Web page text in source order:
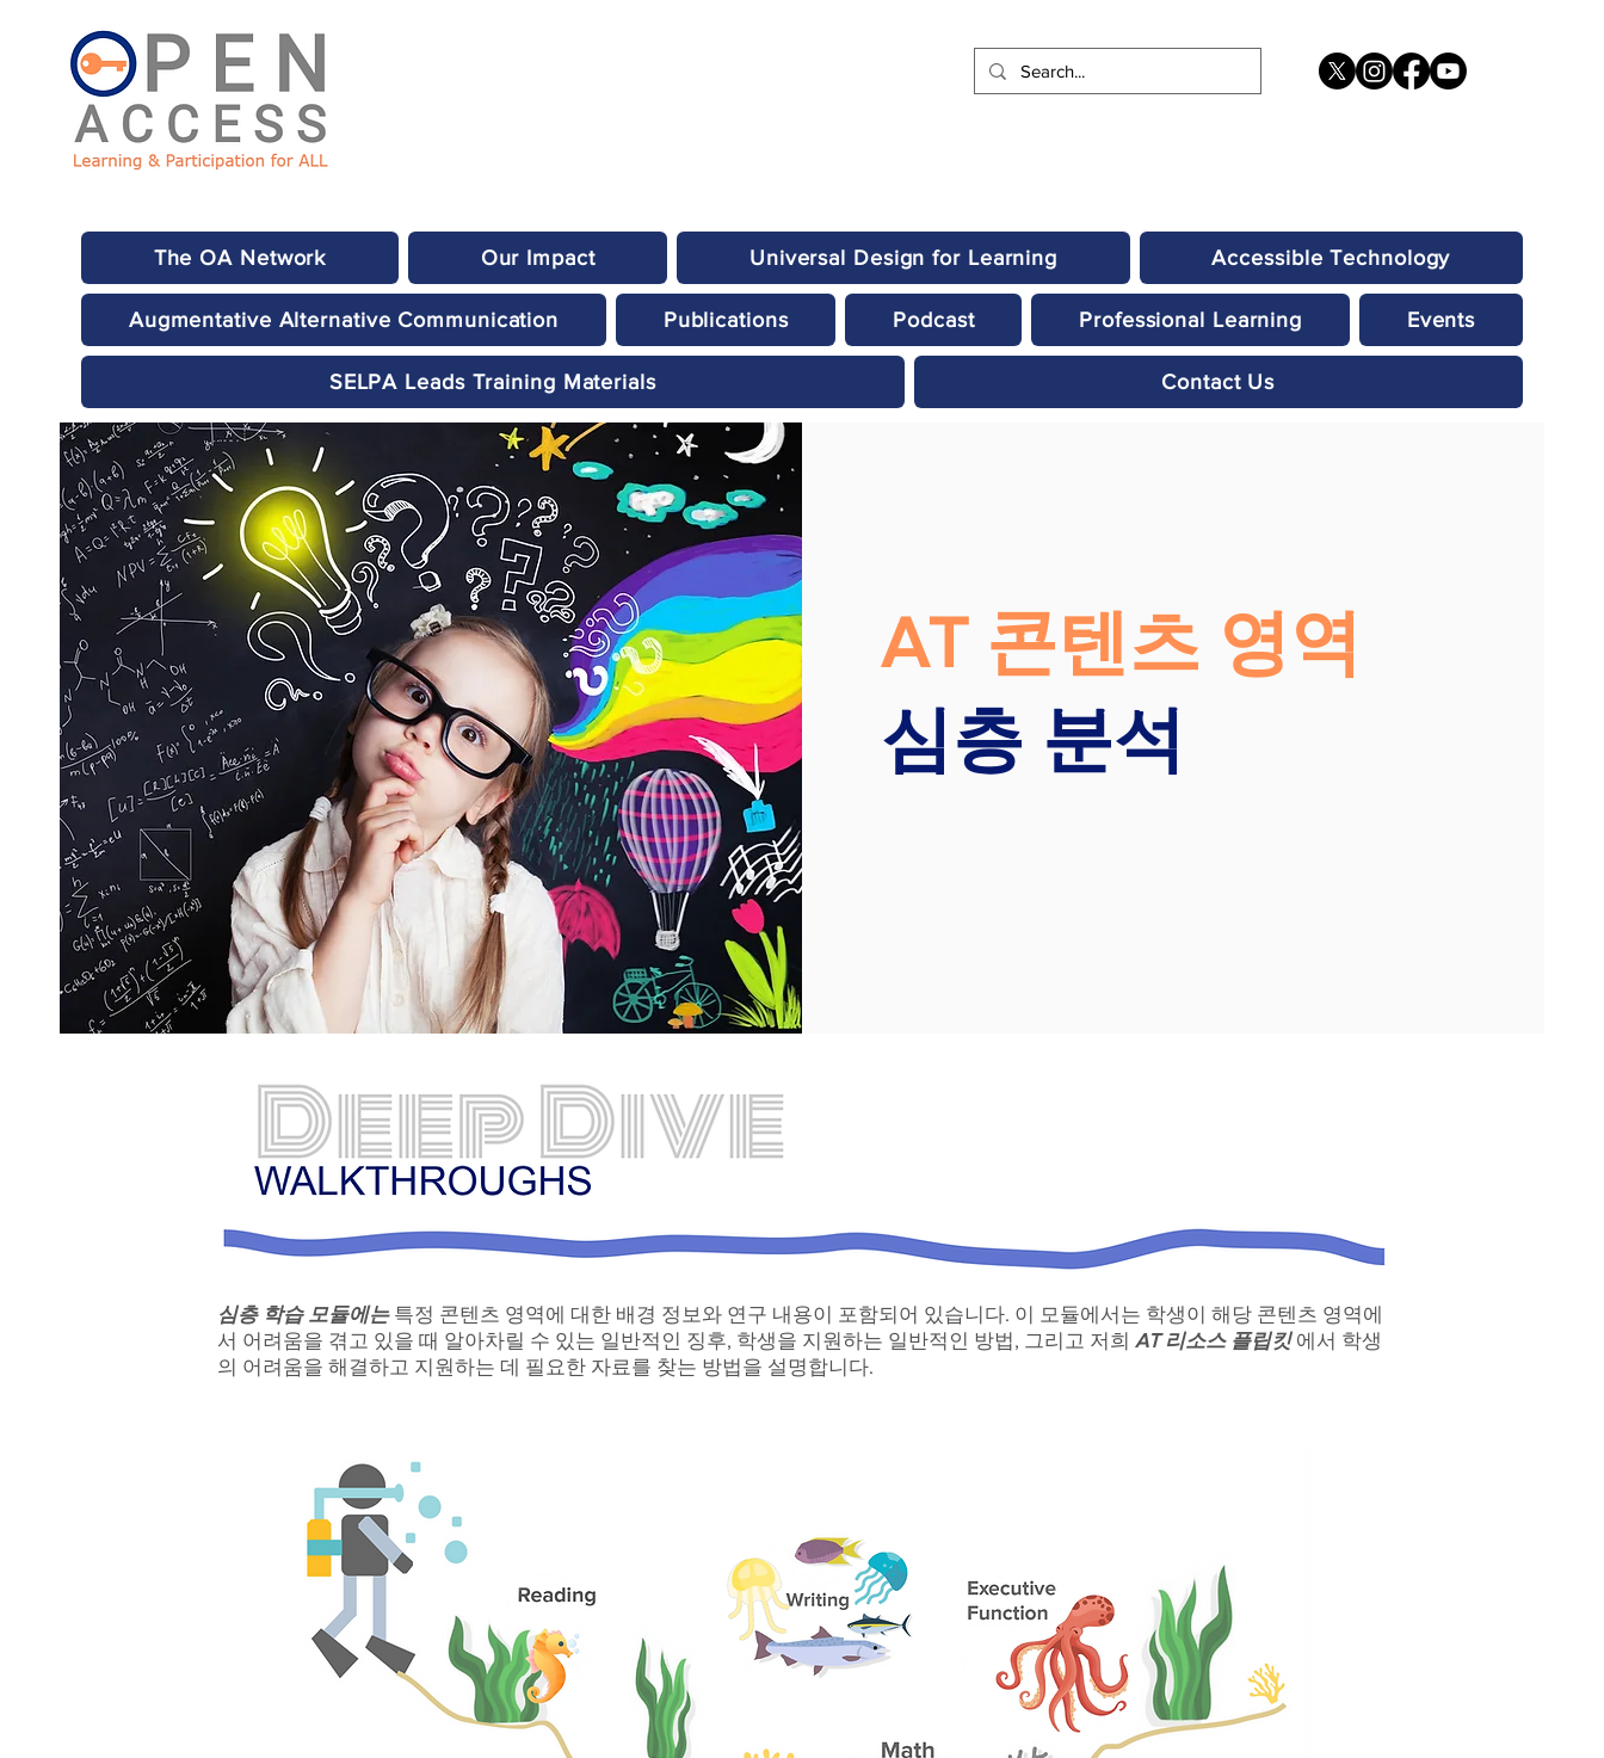
The OA Network Our Impact Universal Design for Learning Accessible Technology
Augmentative Alternative Communication Publications Podcast Professional Learning Events
SELPA Leads Training Materials Contact Us
AT 콘텐츠 영역
심층 분석
심층 학습 모듈에는특정 콘텐츠 영역에 대한 배경 정보와 연구 내용이 포함되어 있습니다. 이 모듈에서는 학생이 해당 콘텐츠 영역에
서 어려움을 겪고 있을 때 알아차릴 수 있는 일반적인 징후, 학생을 지원하는 일반적인 방법, 그리고 저희 AT 리소스 플립킷에서 학생
의 어려움을 해결하고 지원하는 데 필요한 자료를 찾는 방법을 설명합니다.